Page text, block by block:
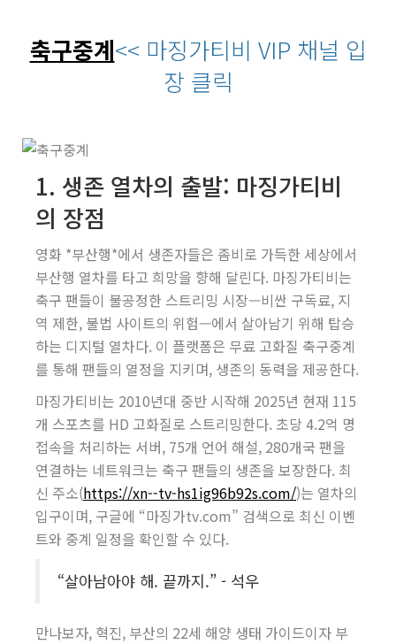
축구중계<< 마징가티비 VIP 채널 입
장 클릭
1. 생존 열차의 출발: 마징가티비
의 장점
영화 *부산행*에서 생존자들은 좀비로 가득한 세상에서
부산행 열차를 타고 희망을 향해 달린다. 마징가티비는
축구 팬들이 불공정한 스트리밍 시장—비싼 구독료, 지
역 제한, 불법 사이트의 위험—에서 살아남기 위해 탑승
하는 디지털 열차다. 이 플랫폼은 무료 고화질 축구중계
를 통해 팬들의 열정을 지키며, 생존의 동력을 제공한다.
마징가티비는 2010년대 중반 시작해 2025년 현재 115
개 스포츠를 HD 고화질로 스트리밍한다. 초당 4.2억 명
접속을 처리하는 서버, 75개 언어 해설, 280개국 팬을
연결하는 네트워크는 축구 팬들의 생존을 보장한다. 최
신 주소(https://xn--tv-hs1ig96b92s.com/)는 열차의
입구이며, 구글에 “마징가tv.com” 검색으로 최신 이벤
트와 중계 일정을 확인할 수 있다.
“살아남아야 해. 끝까지.” - 석우
만나보자, 혁진, 부산의 22세 해양 생태 가이드이자 부